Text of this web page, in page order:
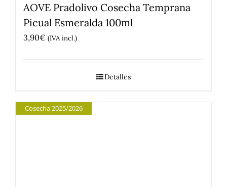
AOVE Pradolivo Cosecha Temprana
Picual Esmeralda 100ml
3,90€ (IVA incl.)
Detalles
Cosecha 2025/2026